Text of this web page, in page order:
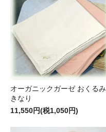
オーガニックガーゼ おくるみ
きなり
11,550円(税1,050円)